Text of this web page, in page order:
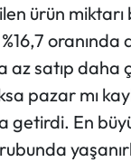
ürün miktarı
oranında
az satıp daha
pazar mı
getirdi. En